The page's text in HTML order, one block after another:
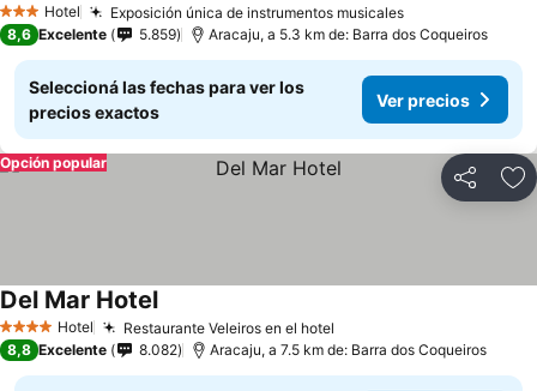
3 Estrellas
Hotel Exposición única de instrumentos musicales
8,6 Excelente 5.859 Aracaju, a 5.3 km de: Barra dos Coqueiros
Seleccioná las fechas para ver los
precios exactos
Ver precios
Compartir
Opción popular
4 EstrellasHotel Restaurante Veleiros en el hotel
Del Mar Hotel
8,8 Excelente 8.082 Aracaju, a 7.5 km de: Barra dos Coqueiros